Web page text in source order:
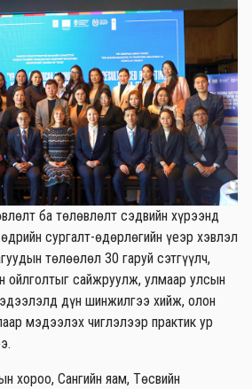
ба төлөвлөлт сэдвийн хүрээнд
сургалт-өдөрлөгийн үеэр хэвлэл
төлөөлөл 30 гаруй сэтгүүлч,
ойлголтыг сайжруулж, улмаар улсын
дүн шинжилгээ хийж, олон
мэдээлэх чиглэлээр практик ур
хороо, Сангийн яам, Төсвийн